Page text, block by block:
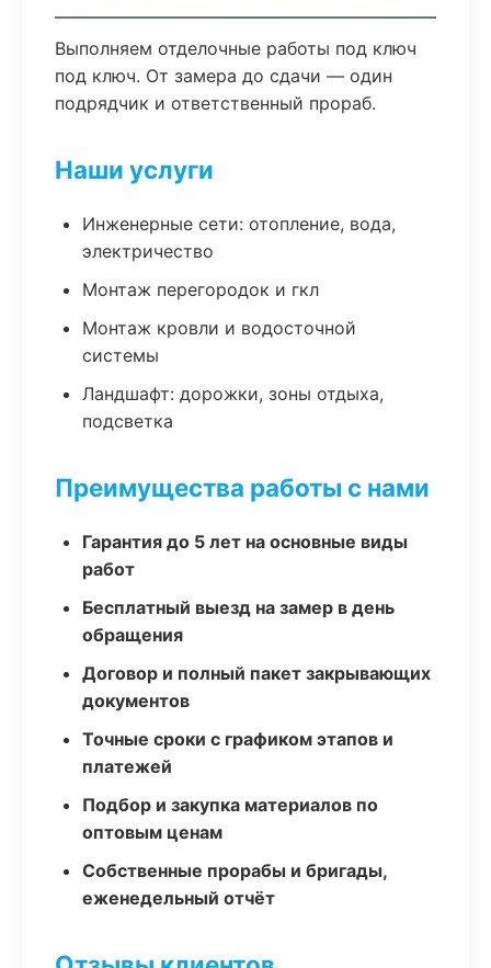
Выполняем отделочные работы под ключ
под ключ. От замера до сдачи — один
подрядчик и ответственный прораб.
Наши услуги
Инженерные сети: отопление, вода,
электричество
Монтаж перегородок и гкл
Монтаж кровли и водосточной
системы
Ландшафт: дорожки, зоны отдыха,
подсветка
Преимущества работы с нами
Гарантия до 5 лет на основные виды
работ
Бесплатный выезд на замер в день
обращения
Договор и полный пакет закрывающих
документов
Точные сроки с графиком этапов и
платежей
Подбор и закупка материалов по
оптовым ценам
Собственные прорабы и бригады,
еженедельный отчёт